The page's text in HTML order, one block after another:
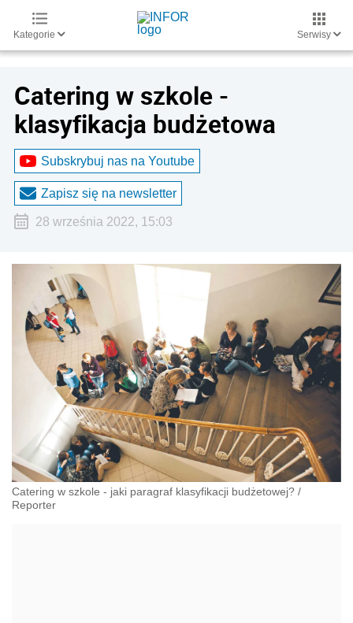
Kategorie Serwisy
Catering w szkole -
klasyfikacja budżetowa
Subskrybuj nas na Youtube
Zapisz się na newsletter
28 września 2022, 15:03
Catering w szkole - jaki paragraf klasyfikacji budżetowej? /
Reporter